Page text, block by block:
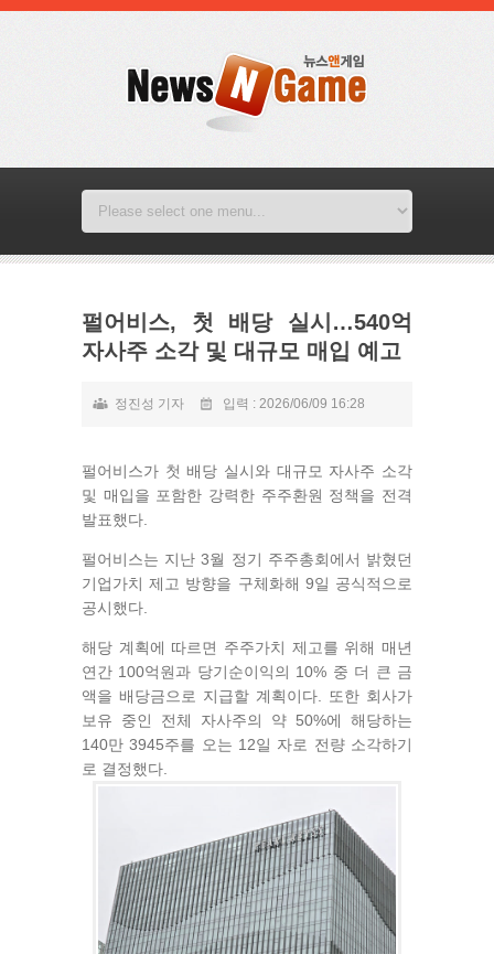
펄어비스, 첫 배당 실시…540억
자사주 소각 및 대규모 매입 예고
정진성 기자 입력 : 2026/06/09 16:28
펄어비스가 첫 배당 실시와 대규모 자사주 소각
및 매입을 포함한 강력한 주주환원 정책을 전격
발표했다.
펄어비스는 지난 3월 정기 주주총회에서 밝혔던
기업가치 제고 방향을 구체화해 9일 공식적으로
공시했다.
해당 계획에 따르면 주주가치 제고를 위해 매년
연간 100억원과 당기순이익의 10% 중 더 큰 금
액을 배당금으로 지급할 계획이다. 또한 회사가
보유 중인 전체 자사주의 약 50%에 해당하는
140만 3945주를 오는 12일 자로 전량 소각하기
로 결정했다.